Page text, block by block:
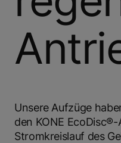
Unsere Aufzüge
den KONE
Stromkreislauf des